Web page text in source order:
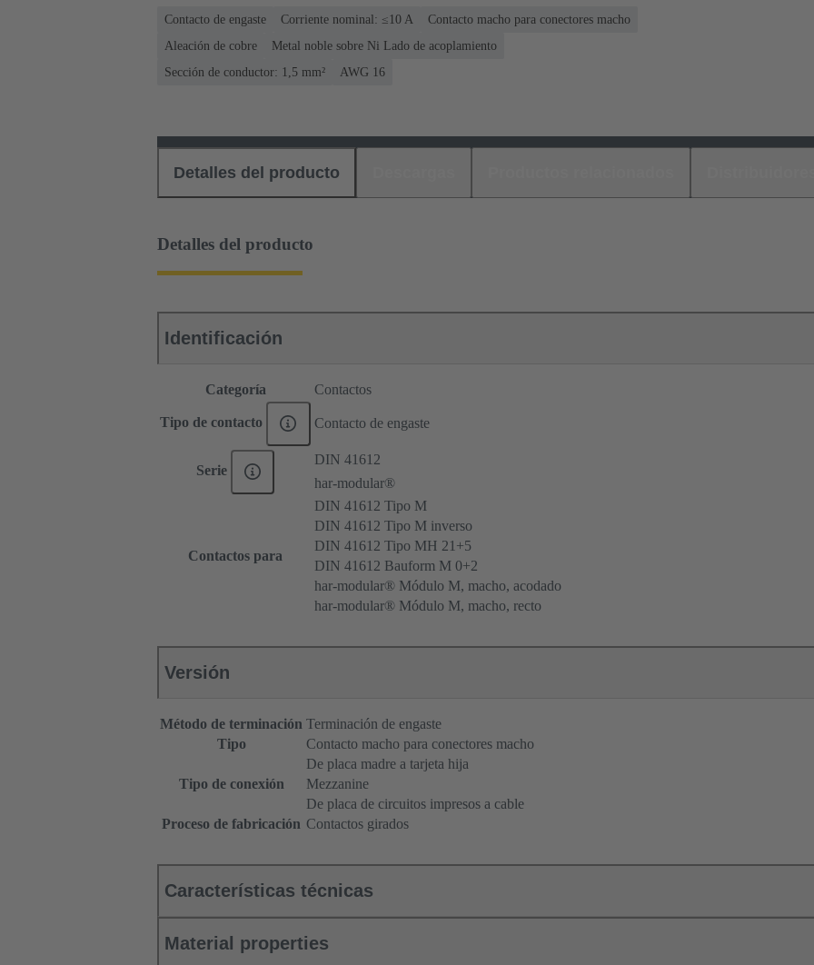
Contacto de engaste Corriente nominal: ≤10 A
Contacto macho para conectores macho
Aleación de cobre
Metal noble sobre Ni Lado de acoplamiento
Sección de conductor: 1,5 mm²
AWG 16
Detalles del producto
Detalles del producto
Identificación
Categoría Contactos
Tipo de contacto Contacto de engaste
Serie
DIN 41612
har-modular®
Contactos para
DIN 41612 Tipo M
DIN 41612 Tipo M inverso
DIN 41612 Tipo MH 21+5
DIN 41612 Bauform M 0+2
har-modular® Módulo M, macho, acodado
har-modular® Módulo M, macho, recto
Versión
Método de terminación Terminación de engaste
Tipo
Contacto macho para conectores macho
Tipo de conexión
De placa madre a tarjeta hija
Mezzanine
De placa de circuitos impresos a cable
Proceso de fabricación Contactos girados
Características técnicas
Material properties